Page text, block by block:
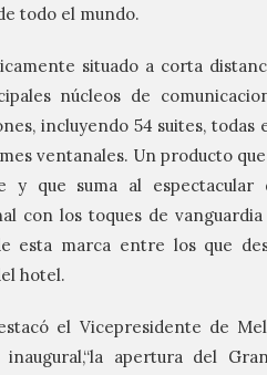
todo el mundo.
situado a corta
núcleos de
incluyendo 54 suites,
ventanales. Un producto
y que suma al
con los toques de
esta marca entre los que
hotel.
el Vicepresidente de
inaugural,“la apertura del